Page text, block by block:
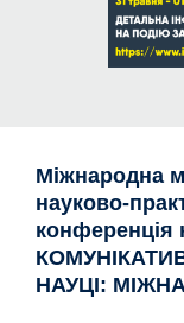
Міжнародна
науково-
НАУЦІ: